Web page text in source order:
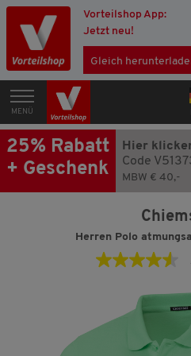
Vorteilshop App:
Jetzt neu!
Gleich
MENÜ
25% Rabatt
+ Geschenk
Hier
Code
MBW € 40,-
Herren Polo
4.6
Sternen,
der
Bewertung.